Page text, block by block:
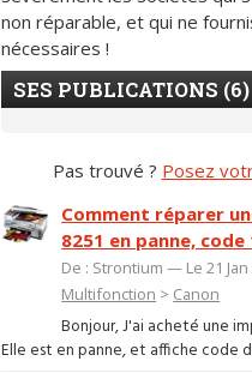
non réparable, et qui ne
nécessaires !
SES PUBLICATIONS (6)
Pas trouvé ? Posez
Comment réparer
8251 en panne, code
De : Strontium — Le 21
Multifonction > Canon
Bonjour, J'ai acheté une
Elle est en panne, et affiche code